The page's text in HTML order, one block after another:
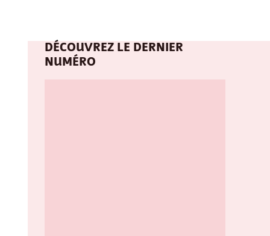
DÉCOUVREZ LE DERNIER
NUMÉRO